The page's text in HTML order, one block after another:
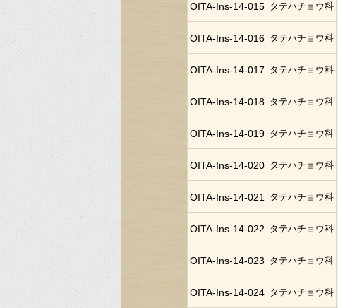
OITA-Ins-14-015 タテハチョウ科
OITA-Ins-14-016 タテハチョウ科
OITA-Ins-14-017 タテハチョウ科
OITA-Ins-14-018 タテハチョウ科
OITA-Ins-14-019 タテハチョウ科
OITA-Ins-14-020 タテハチョウ科
OITA-Ins-14-021 タテハチョウ科
OITA-Ins-14-022 タテハチョウ科
OITA-Ins-14-023 タテハチョウ科
OITA-Ins-14-024 タテハチョウ科